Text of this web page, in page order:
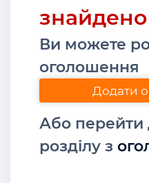
знайдено
Ви можете
оголошення
Додати
Або перейти
розділу з